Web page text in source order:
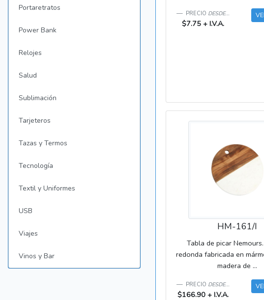
Portaretratos
Power Bank
Relojes
Salud
Sublimación
Tarjeteros
Tazas y Termos
Tecnología
Textil y Uniformes
USB
Viajes
Vinos y Bar
PRECIO DESDE...
$7.75 + I.V.A.
HM-161/I
Tabla de picar
redonda fabricada en
madera de ...
PRECIO DESDE...
$166.90 + I.V.A.